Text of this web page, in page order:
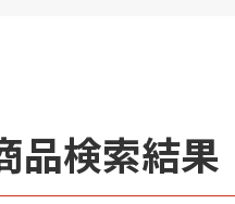
品検索結果